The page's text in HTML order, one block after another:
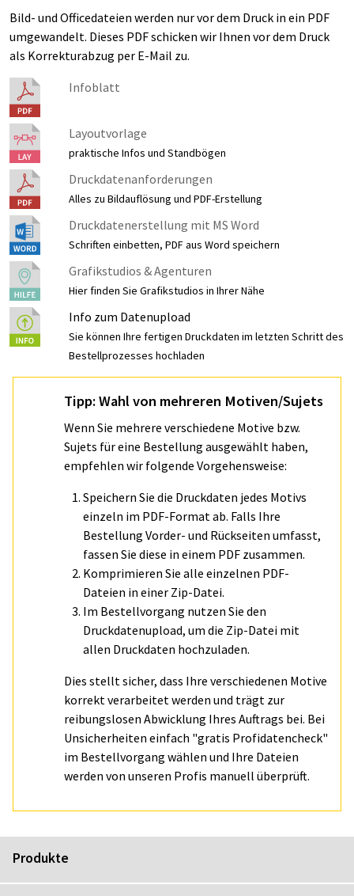
Bild- und Officedateien werden nur vor dem Druck in ein PDF
umgewandelt. Dieses PDF schicken wir Ihnen vor dem Druck
als Korrekturabzug per E-Mail zu.
Infoblatt
Layoutvorlage
praktische Infos und Standbögen
Druckdatenanforderungen
Alles zu Bildauflösung und PDF-Erstellung
Druckdatenerstellung mit MS Word
Schriften einbetten, PDF aus Word speichern
Grafikstudios & Agenturen
Hier finden Sie Grafikstudios in Ihrer Nähe
Info zum Datenupload
Sie können Ihre fertigen Druckdaten im letzten Schritt des
Bestellprozesses hochladen
Tipp: Wahl von mehreren Motiven/Sujets
Wenn Sie mehrere verschiedene Motive bzw.
Sujets für eine Bestellung ausgewählt haben,
empfehlen wir folgende Vorgehensweise:
Speichern Sie die Druckdaten jedes Motivs
einzeln im PDF-Format ab. Falls Ihre
Bestellung Vorder- und Rückseiten umfasst,
fassen Sie diese in einem PDF zusammen.
Komprimieren Sie alle einzelnen PDF-
Dateien in einer Zip-Datei.
Im Bestellvorgang nutzen Sie den
Druckdatenupload, um die Zip-Datei mit
allen Druckdaten hochzuladen.
Dies stellt sicher, dass Ihre verschiedenen Motive
korrekt verarbeitet werden und trägt zur
reibungslosen Abwicklung Ihres Auftrags bei. Bei
Unsicherheiten einfach "gratis Profidatencheck"
im Bestellvorgang wählen und Ihre Dateien
werden von unseren Profis manuell überprüft.
Produkte